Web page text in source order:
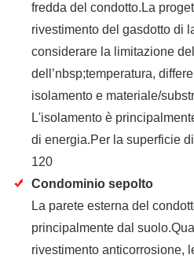
fredda del condotto.La
rivestimento del gasdotto di
considerare la limitazione
dell’nbsp;temperatura,
isolamento e materiale/
L'isolamento è
di energia.Per la superficie
120
Condominio sepolto
La parete esterna del
principalmente dal
rivestimento anticorrosione,